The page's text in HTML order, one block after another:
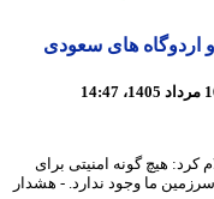
های سعودی
هیچ گونه امنیتی برای
ما وجود ندارد. - هشدار